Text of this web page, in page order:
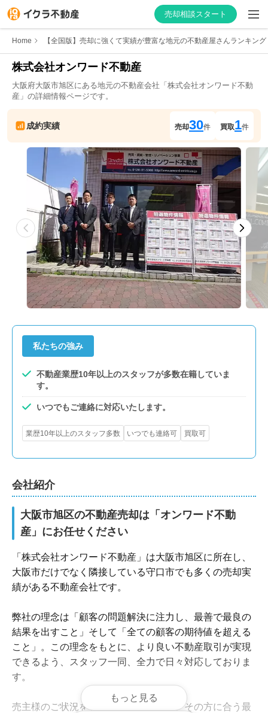
売却相談スタート
はじめての方へ
不動産会社を探す
物件の価格を知る
お家の売却を学ぶ
不動産会社向け情報
Home 【全国版】売却に強くて実績が豊富な地元の不動産屋さんランキング
株式会社オンワード不動産
大阪府大阪市旭区にある地元の不動産会社「 株式会社オンワード不動
産 」の詳細情報ページです。
成約実績 売却30件 買取1件
私たちの強み
不動産業歴10年以上のスタッフが多数在籍していま
す。
いつでもご連絡に対応いたします。
業歴10年以上のスタッフ多数 いつでも連絡可 買取可
会社紹介
大阪市旭区の不動産売却は「オンワード不動
産」にお任せください
「株式会社オンワード不動産」は大阪市旭区に所在し、
大阪市だけでなく隣接している守口市でも多くの売却実
績がある不動産会社です。
弊社の理念は「顧客の問題解決に注力し、最善で最良の
結果を出すこと」そして「全ての顧客の期待値を超える
こと」。この理念をもとに、より良い不動産取引が実現
できるよう、スタッフ一同、全力で日々対応しておりま
す。
売主様のご状況をしっかりとお伺いし、その方に合う最
もっと見る